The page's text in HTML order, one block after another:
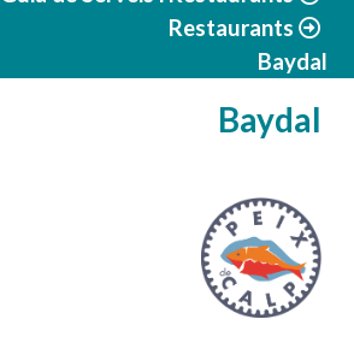
Restaurants
Baydal
Baydal